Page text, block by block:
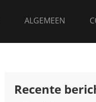
ALGEMEEN
Recente